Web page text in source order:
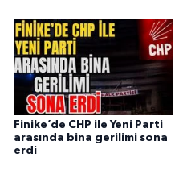
Finike’de CHP ile Yeni Parti
arasında bina gerilimi sona
erdi